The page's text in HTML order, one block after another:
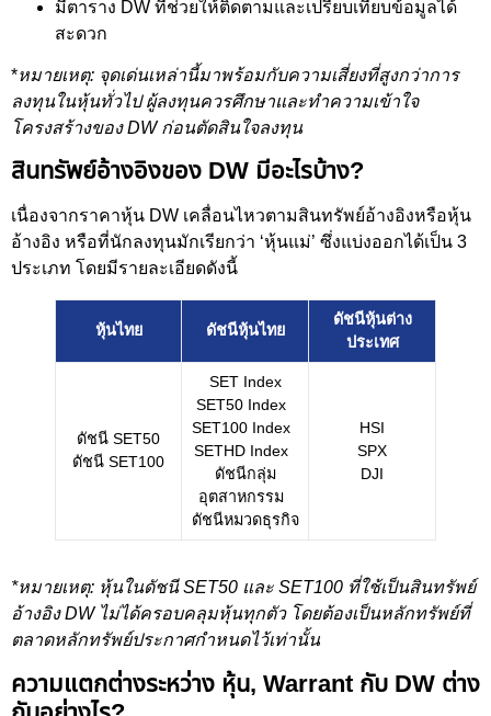
มีตาราง DW ที่ช่วยให้ติดตามและเปรียบเทียบข้อมูลได้
สะดวก
*หมายเหตุ: จุดเด่นเหล่านี้มาพร้อมกับความเสี่ยงที่สูงกว่าการ
ลงทุนในหุ้นทั่วไป ผู้ลงทุนควรศึกษาและทำความเข้าใจ
โครงสร้างของ DW ก่อนตัดสินใจลงทุน
สินทรัพย์อ้างอิงของ DW มีอะไรบ้าง?
เนื่องจากราคาหุ้น DW เคลื่อนไหวตามสินทรัพย์อ้างอิงหรือหุ้น
อ้างอิง หรือที่นักลงทุนมักเรียกว่า ‘หุ้นแม่’ ซึ่งแบ่งออกได้เป็น 3
ประเภท โดยมีรายละเอียดดังนี้
หุ้นไทย ดัชนีหุ้นไทย
ดัชนีหุ้นต่าง
ประเทศ
ดัชนี SET50
ดัชนี SET100
SET Index
SET50 Index
SET100 Index
SETHD Index
ดัชนีกลุ่ม
อุตสาหกรรม
ดัชนีหมวดธุรกิจ
HSI
SPX
DJI
*หมายเหตุ: หุ้นในดัชนี SET50 และ SET100 ที่ใช้เป็นสินทรัพย์
อ้างอิง DW ไม่ได้ครอบคลุมหุ้นทุกตัว โดยต้องเป็นหลักทรัพย์ที่
ตลาดหลักทรัพย์ประกาศกำหนดไว้เท่านั้น
ความแตกต่างระหว่าง หุ้น, Warrant กับ DW ต่าง